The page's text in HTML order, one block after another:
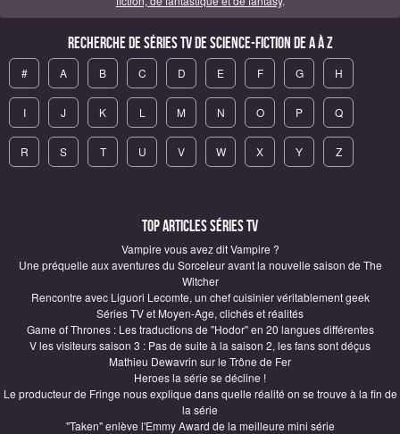
Recherche de Séries TV de science-fiction de A à Z
# A B C D E F G H
I J K L M N O P Q
R S T U V W X Y Z
Top articles Séries TV
Vampire vous avez dit Vampire ?
Une préquelle aux aventures du Sorceleur avant la nouvelle saison de The
Witcher
Rencontre avec Liguori Lecomte, un chef cuisinier véritablement geek
Séries TV et Moyen-Age, clichés et réalités
Game of Thrones : Les traductions de "Hodor" en 20 langues différentes
V les visiteurs saison 3 : Pas de suite à la saison 2, les fans sont déçus
Mathieu Dewavrin sur le Trône de Fer
Heroes la série se décline !
Le producteur de Fringe nous explique dans quelle réalité on se trouve à la fin de
la série
"Taken" enlève l'Emmy Award de la meilleure mini série